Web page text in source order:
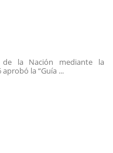
de la Nación mediante la
la “Guía ...